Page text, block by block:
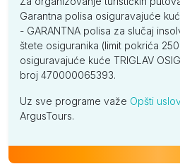
Garantna polisa osiguravajuće
- GARANTNA polisa za slučaj
štete osiguranika (limit pokrića
osiguravajuće kuće TRIGLAV
broj 470000065393.
Uz sve programe važe Opšti
ArgusTours.